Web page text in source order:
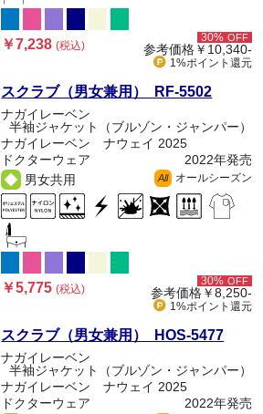
￥7,238(税込)
30% OFF
参考価格￥10,340-
1%ポイント 還元
スクラブ（男女兼用） RF-5502
ナガイレーベン
半袖ジャケット（ブルゾン・ジャンパー）
ナガイレーベン ナウェイ 2025
ドクターウェア
2022年発売
男女共用
All オールシーズン
￥5,775(税込)
30% OFF
参考価格￥8,250-
1%ポイント 還元
スクラブ（男女兼用） HOS-5477
ナガイレーベン
半袖ジャケット（ブルゾン・ジャンパー）
ナガイレーベン ナウェイ 2025
ドクターウェア
2022年発売